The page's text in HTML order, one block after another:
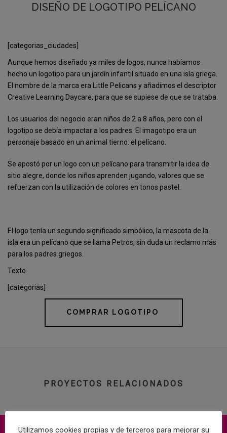
DISEÑO DE LOGOTIPO PELÍCANO
[categorias_ciudades]
Aunque hemos diseñado ya miles de logos, nunca habíamos
hecho un logotipo para un jardín infantil situado en una isla griega.
El nombre de la marca era Little Pelicans y añadimos el descriptor
Creative Learning Daycare, para que se supiese de que se trataba.
Los usuarios del negocio eran niños de 2 a 8 años, pero con el
logotipo se debía impactar a los padres. El imagotipo era un
personaje basado en un animal tierno: el pelícano.
Se apostó por un logo con un pelícano para transmitir la idea de
sitio alegre, donde los niños aprenden jugando, valores que se
refuerzan con la utilización de colores en tonos pastel.
El logo tenía un segundo significado simbólico, la mascota de la
isla era un pelícano que se llama Petros, sin duda un reclamo más
para los padres griegos.
Texto
[categorias]
COMPRAR LOGOTIPO
PROYECTOS RELACIONADOS
Utilizamos cookies propias y de terceros para mejorar su